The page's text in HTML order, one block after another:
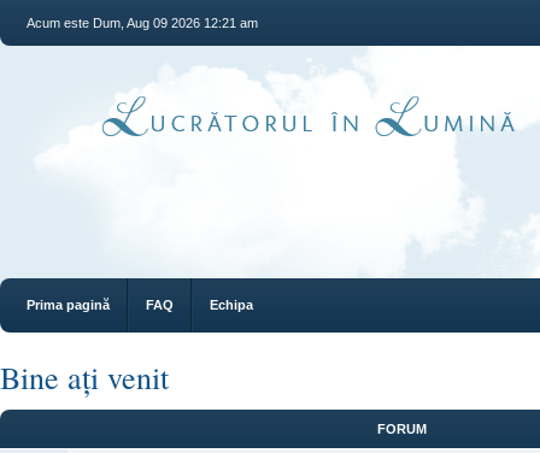
Acum este Dum, Aug 09 2026 12:21 am
Prima pagină FAQ Echipa
Bine ați venit
FORUM